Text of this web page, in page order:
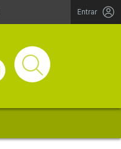
Entrar